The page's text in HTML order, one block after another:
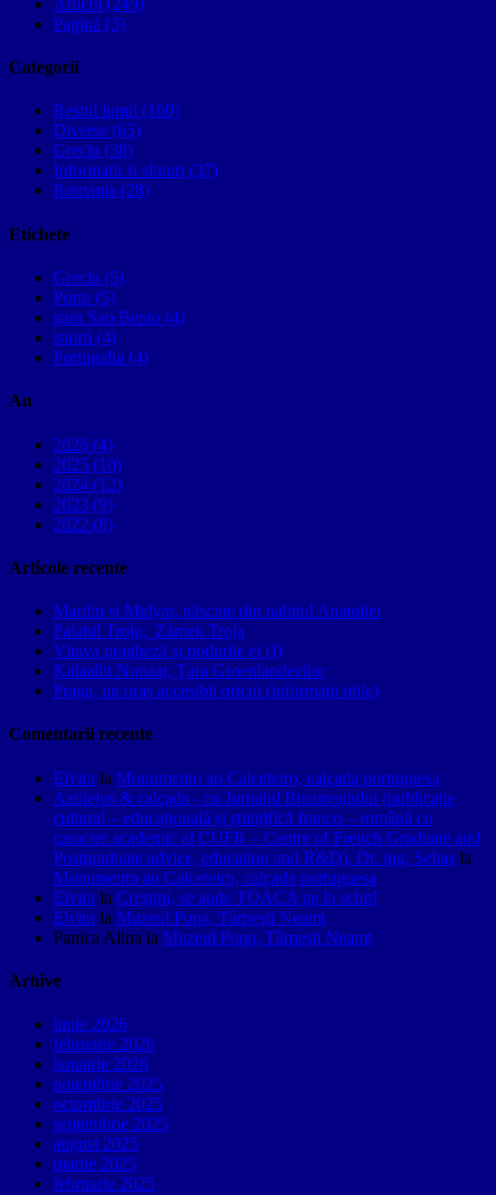
Articol (249)
Pagină (3)
Categorii
Restul lumii (100)
Diverse (65)
Grecia (38)
Informatii si sfaturi (37)
Romania (28)
Etichete
Grecia (5)
Porto (5)
gara Sao Bento (4)
istorii (4)
Portugalia (4)
An
2026 (4)
2025 (10)
2024 (12)
2023 (9)
2022 (8)
Articole recente
Mardin și Midyat, născute din nahitul Anatoliei
Palatul Troja, Zámek Troja
Vltava pragheză și podurile ei (I)
Kalaallit Nunaat, Țara Groenlandezilor
Praga, un oraș accesibil oricui (informații utile)
Comentarii recente
Elvira la Monumento ao Calceteiro, calçada portuguesa
Azulejos & calçada - cu Jurnalul Bucureștiului (publicație
cultural – educațională și științifică franco – română cu
caracter academic al CUFR – Centre of French Graduate and
Postgraduate advice, education and R&D). Dr. ing. Sebas la
Monumento ao Calceteiro, calçada portuguesa
Elvira la Creştini, se aude TOACA pe la schit!
Elvira la Muzeul Popa, Târpeşti Neamţ
Panica Alina la Muzeul Popa, Târpeşti Neamţ
Arhive
iunie 2026
februarie 2026
ianuarie 2026
noiembrie 2025
octombrie 2025
septembrie 2025
august 2025
martie 2025
februarie 2025